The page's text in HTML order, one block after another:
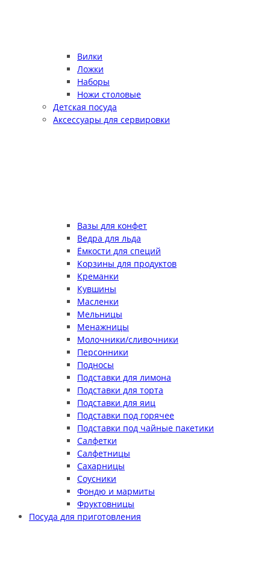
Вилки
Ложки
Наборы
Ножи столовые
Детская посуда
Аксессуары для сервировки
Вазы для конфет
Ведра для льда
Ёмкости для специй
Корзины для продуктов
Креманки
Кувшины
Масленки
Мельницы
Менажницы
Молочники/сливочники
Персонники
Подносы
Подставки для лимона
Подставки для торта
Подставки для яиц
Подставки под горячее
Подставки под чайные пакетики
Салфетки
Салфетницы
Сахарницы
Соусники
Фондю и мармиты
Фруктовницы
Посуда для приготовления